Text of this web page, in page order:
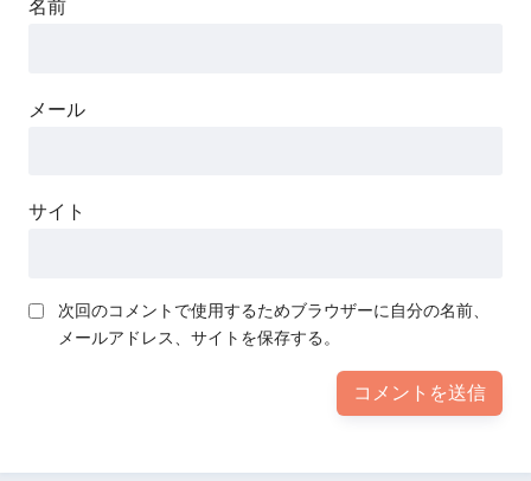
名前
メール
サイト
次回のコメントで使用するためブラウザーに自分の名前、
メールアドレス、サイトを保存する。